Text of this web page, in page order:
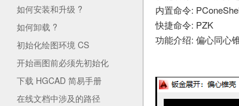
如何安装和升级 ?
如何卸载 ?
初始化绘图环境 CS
开始画图前必须先初始化
下载 HGCAD 简易手册
在线文档中涉及的路径